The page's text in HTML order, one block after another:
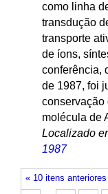
como linha
transdução
transporte
de íons,
conferência,
de 1987, foi
conservação
molécula de
Localizado
1987
« 10 itens anteriores